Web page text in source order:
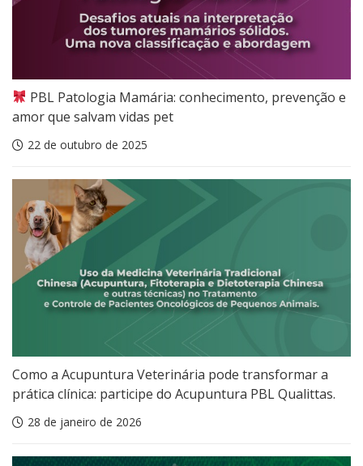
PBL Patologia Mamária: conhecimento, prevenção e
amor que salvam vidas pet
22 de outubro de 2025
Como a Acupuntura Veterinária pode transformar a
prática clínica: participe do Acupuntura PBL Qualittas.
28 de janeiro de 2026